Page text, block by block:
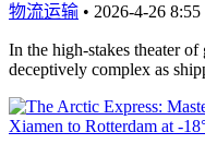
物流运输 • 2026-4-26
In the high-stakes theater
deceptively complex as